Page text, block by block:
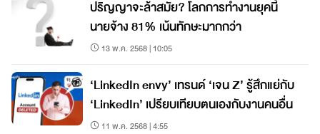
ปริญญาจะล้าสมัย? โลกการทำงานยุคนี้
นายจ้าง 81% เน้นทักษะมากกว่า
13 พ.ค. 2568 | 10:05
‘LinkedIn envy’ เทรนด์ ‘เจน Z’ รู้สึกแย่กับ
‘LinkedIn’ เปรียบเทียบตนเองกับงานคนอื่น
11 พ.ค. 2568 | 4:55